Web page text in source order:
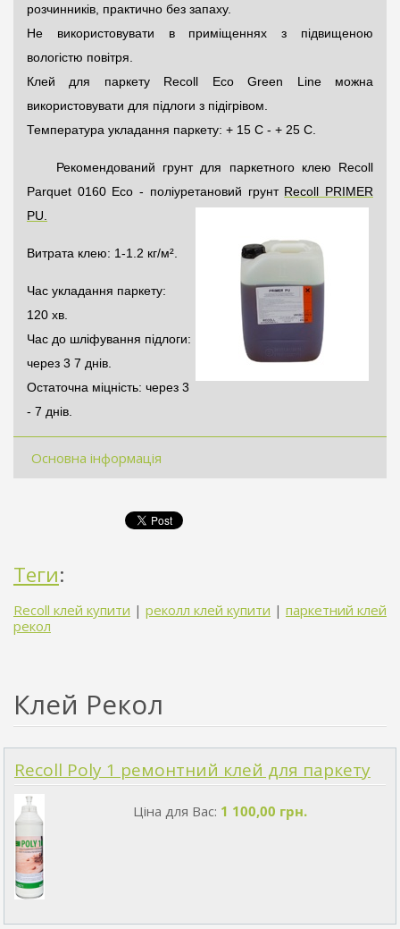
розчинників, практично без запаху.
Не використовувати в приміщеннях з підвищеною
вологістю повітря.
Клей для паркету Recoll Eco Green Line можна
використовувати для підлоги з підігрівом.
Температура укладання паркету: + 15 С - + 25 С.
Рекомендований грунтдля паркетного клею Recoll
Parquet 0160 Eco - поліуретановий грунт Recoll PRIMER
PU.
Витрата клею: 1-1.2 кг/м².
Час укладання паркету:
120 хв.
Час до шліфування підлоги:
через 3 7 днів.
Остаточна міцність: через 3
- 7 днів.
Основна інформація
Теги:
Recoll клей купити | реколл клей купити | паркетний клей
рекол
Клей Рекол
Recoll Poly 1 ремонтний клей для паркету
Ціна для Вас: 1 100,00 грн.